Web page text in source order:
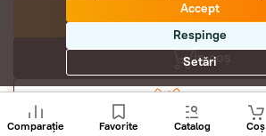
Cumpără acum
În coș
Comparație Favorite Catalog Coș
Accept
Respinge
Setări